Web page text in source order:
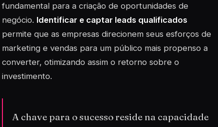
fundamental para a criação de oportunidades de
negócio. Identificar e captar leads qualificados
permite que as empresas direcionem seus esforços de
marketing e vendas para um público mais propenso a
converter, otimizando assim o retorno sobre o
investimento.
A chave para o sucesso reside na capacidade